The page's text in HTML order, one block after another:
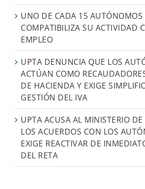
UNO DE CADA 15 AUTÓNOMOS
COMPATIBILIZA SU ACTIVIDAD
EMPLEO
UPTA DENUNCIA QUE LOS
ACTÚAN COMO
DE HACIENDA Y EXIGE
GESTIÓN DEL IVA
UPTA ACUSA AL MINISTERIO
LOS ACUERDOS CON LOS
EXIGE REACTIVAR DE
DEL RETA